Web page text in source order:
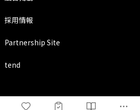
採用情報
Partnership Site
tend
Media Japan Corporation